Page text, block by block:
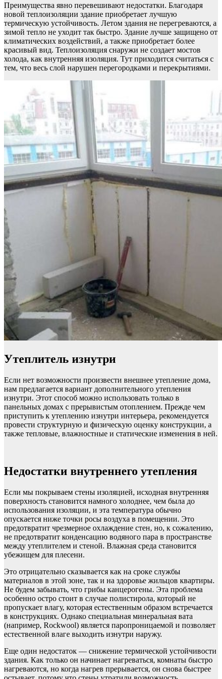
Преимущества явно перевешивают недостатки. Благодаря
новой теплоизоляции здание приобретает лучшую
термическую устойчивость. Летом здания не перегреваются, а
зимой тепло не уходит так быстро. Здание лучше защищено от
климатических воздействий, а также приобретает более
красивый вид. Теплоизоляция снаружи не создает мостов
холода, как внутренняя изоляция. Тут приходится считаться с
тем, что весь слой нарушен перегородками и перекрытиями.
Утеплитель изнутри
Если нет возможности произвести внешнее утепление дома,
нам предлагается вариант дополнительного утепления
изнутри. Этот способ можно использовать только в
панельных домах с прерывистым отоплением. Прежде чем
приступить к утеплению изнутри интерьера, рекомендуется
провести структурную и физическую оценку конструкции, а
также тепловые, влажностные и статические изменения в ней.
Недостатки внутреннего утепления
Если мы покрываем стены изоляцией, исходная внутренняя
поверхность становится намного холоднее, чем была до
использования изоляции, и эта температура обычно
опускается ниже точки росы воздуха в помещении. Это
предотвратит чрезмерное охлаждение стен, но, к сожалению,
не предотвратит конденсацию водяного пара в пространстве
между утеплителем и стеной. Влажная среда становится
убежищем для плесени.
Это отрицательно сказывается как на сроке службы
материалов в этой зоне, так и на здоровье жильцов квартиры.
Не будем забывать, что грибы канцерогены. Эта проблема
особенно остро стоит в случае полистирола, который не
пропускает влагу, которая естественным образом встречается
в конструкциях. Однако специальная минеральная вата
(например, Rockwool) является паропроницаемой и позволяет
естественной влаге выходить изнутри наружу.
Еще один недостаток — снижение термической устойчивости
здания. Как только он начинает нагреваться, комнаты быстро
нагреваются, но когда нагрев прерывается, он снова быстрее